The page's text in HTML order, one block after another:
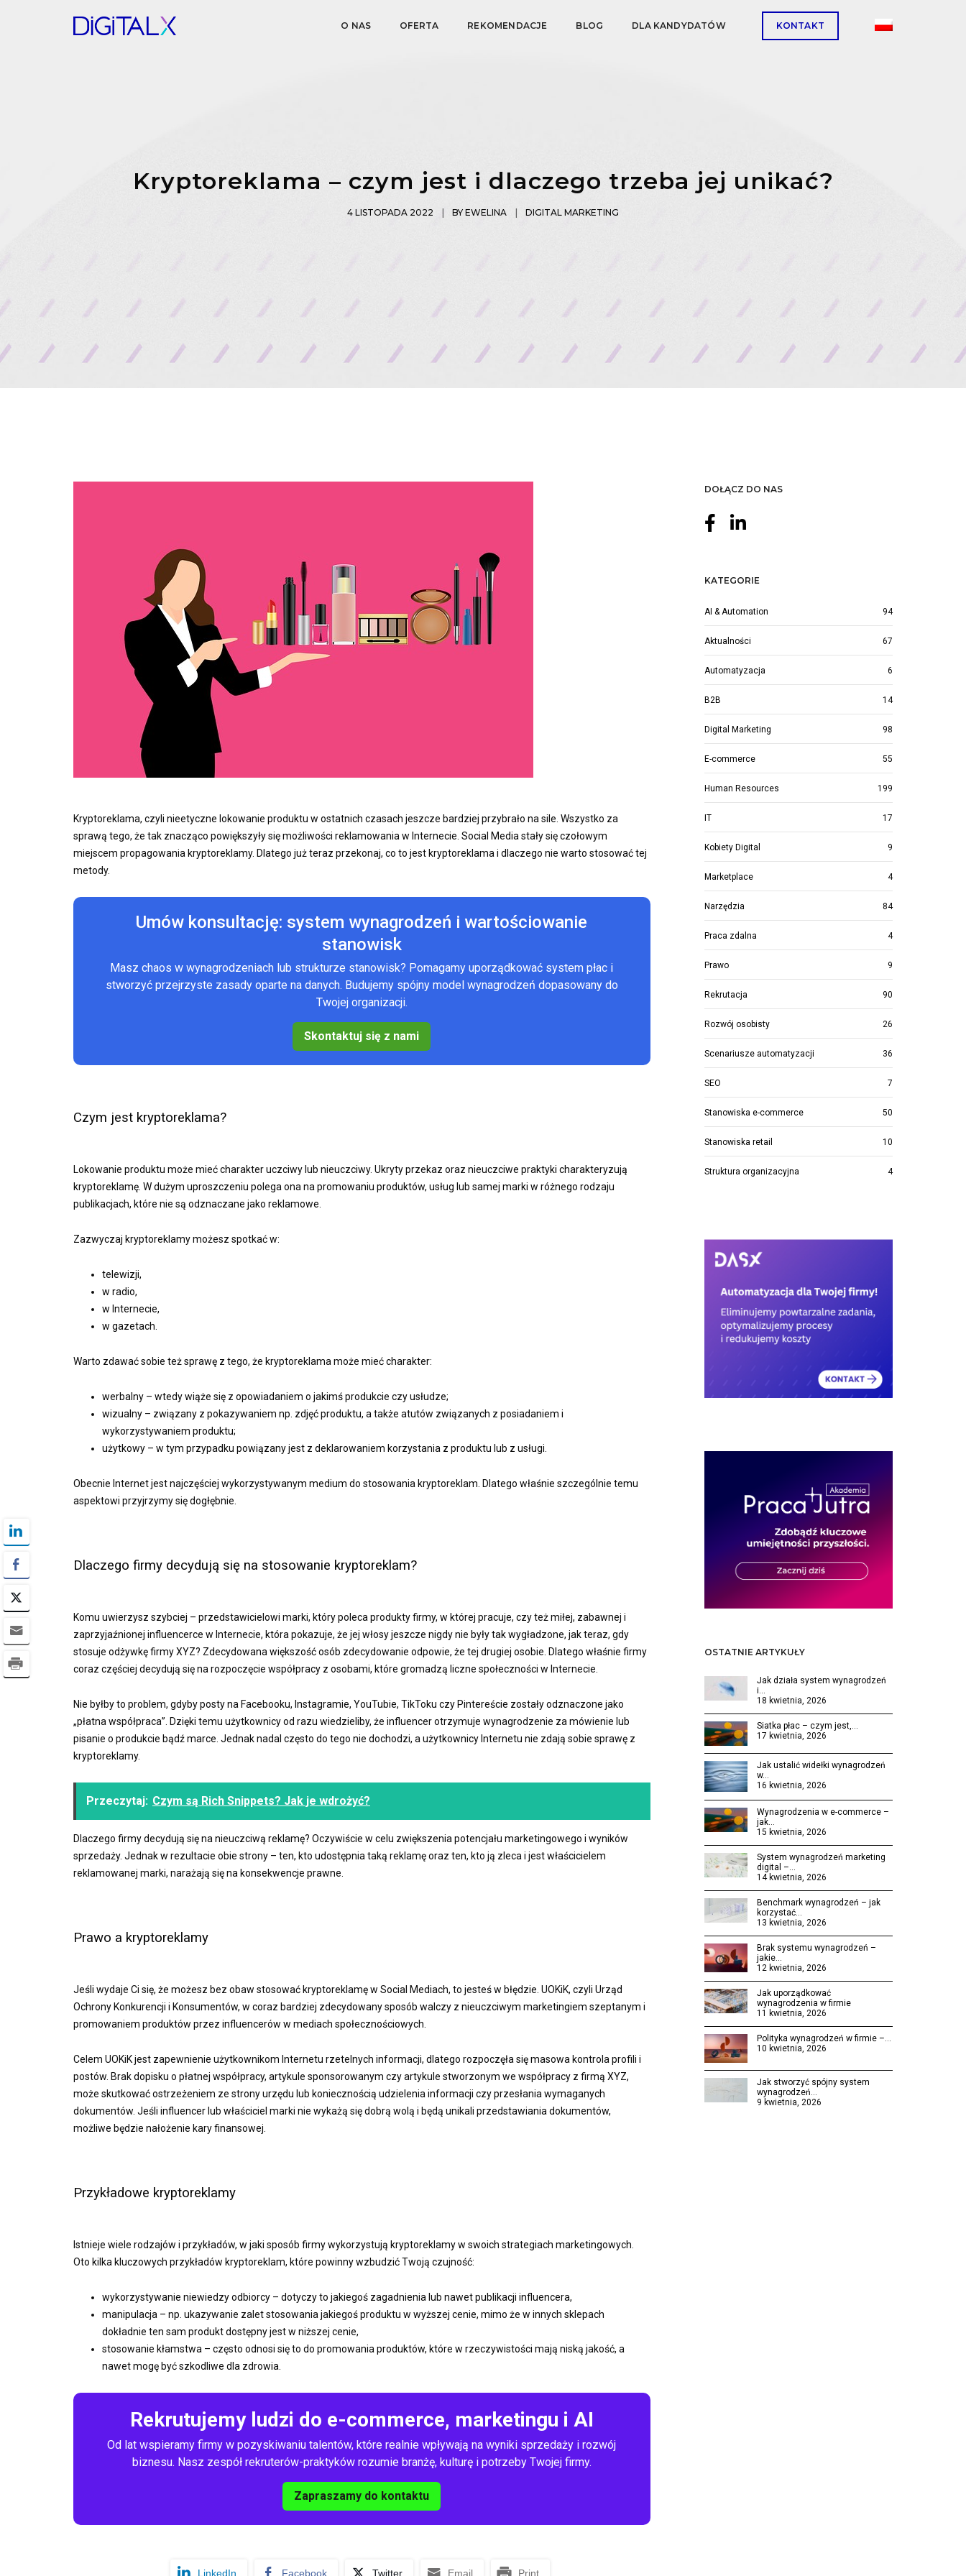
O NAS OFERTA REKOMENDACJE BLOG DLA KANDYDATÓW KONTAKT
Kryptoreklama – czym jest i dlaczego trzeba jej unikać?
4 LISTOPADA 2022 BYEWELINA DIGITAL MARKETING
Kryptoreklama, czyli nieetyczne lokowanie produktu w ostatnich czasach jeszcze bardziej przybrało na sile. Wszystko za
sprawą tego, że tak znacząco powiększyły się możliwości reklamowania w Internecie. Social Media stały się czołowym
miejscem propagowania kryptoreklamy. Dlatego już teraz przekonaj, co to jest kryptoreklama i dlaczego nie warto stosować tej
metody.
Umów konsultację: system wynagrodzeń i wartościowanie
stanowisk
Masz chaos w wynagrodzeniach lub strukturze stanowisk? Pomagamy uporządkować system płac i
stworzyć przejrzyste zasady oparte na danych. Budujemy spójny model wynagrodzeń dopasowany do
Twojej organizacji.
Skontaktuj się z nami
Czym jest kryptoreklama?
Lokowanie produktu może mieć charakter uczciwy lub nieuczciwy. Ukryty przekaz oraz nieuczciwe praktyki charakteryzują
kryptoreklamę. W dużym uproszczeniu polega ona na promowaniu produktów, usług lub samej marki w różnego rodzaju
publikacjach, które nie są odznaczane jako reklamowe.
Zazwyczaj kryptoreklamy możesz spotkać w:
telewizji,
w radio,
w Internecie,
w gazetach.
Warto zdawać sobie też sprawę z tego, że kryptoreklama może mieć charakter:
werbalny – wtedy wiąże się z opowiadaniem o jakimś produkcie czy usłudze;
wizualny – związany z pokazywaniem np. zdjęć produktu, a także atutów związanych z posiadaniem i
wykorzystywaniem produktu;
użytkowy – w tym przypadku powiązany jest z deklarowaniem korzystania z produktu lub z usługi.
Obecnie Internet jest najczęściej wykorzystywanym medium do stosowania kryptoreklam. Dlatego właśnie szczególnie temu
aspektowi przyjrzymy się dogłębnie.
Dlaczego firmy decydują się na stosowanie kryptoreklam?
Komu uwierzysz szybciej – przedstawicielowi marki, który poleca produkty firmy, w której pracuje, czy też miłej, zabawnej i
zaprzyjaźnionej influencerce w Internecie, która pokazuje, że jej włosy jeszcze nigdy nie były tak wygładzone, jak teraz, gdy
stosuje odżywkę firmy XYZ? Zdecydowana większość osób zdecydowanie odpowie, że tej drugiej osobie. Dlatego właśnie firmy
coraz częściej decydują się na rozpoczęcie współpracy z osobami, które gromadzą liczne społeczności w Internecie.
Nie byłby to problem, gdyby posty na Facebooku, Instagramie, YouTubie, TikToku czy Pintereście zostały odznaczone jako
„płatna współpraca”. Dzięki temu użytkownicy od razu wiedzieliby, że influencer otrzymuje wynagrodzenie za mówienie lub
pisanie o produkcie bądź marce. Jednak nadal często do tego nie dochodzi, a użytkownicy Internetu nie zdają sobie sprawę z
kryptoreklamy.
Przeczytaj: Czym są Rich Snippets? Jak je wdrożyć?
Dlaczego firmy decydują się na nieuczciwą reklamę? Oczywiście w celu zwiększenia potencjału marketingowego i wyników
sprzedaży. Jednak w rezultacie obie strony – ten, kto udostępnia taką reklamę oraz ten, kto ją zleca i jest właścicielem
reklamowanej marki, narażają się na konsekwencje prawne.
Prawo a kryptoreklamy
Jeśli wydaje Ci się, że możesz bez obaw stosować kryptoreklamę w Social Mediach, to jesteś w błędzie. UOKiK, czyli Urząd
Ochrony Konkurencji i Konsumentów, w coraz bardziej zdecydowany sposób walczy z nieuczciwym marketingiem szeptanym i
promowaniem produktów przez influencerów w mediach społecznościowych.
Celem UOKiK jest zapewnienie użytkownikom Internetu rzetelnych informacji, dlatego rozpoczęła się masowa kontrola profili i
postów. Brak dopisku o płatnej współpracy, artykule sponsorowanym czy artykule stworzonym we współpracy z firmą XYZ,
może skutkować ostrzeżeniem ze strony urzędu lub koniecznością udzielenia informacji czy przesłania wymaganych
dokumentów. Jeśli influencer lub właściciel marki nie wykażą się dobrą wolą i będą unikali przedstawiania dokumentów,
możliwe będzie nałożenie kary finansowej.
Przykładowe kryptoreklamy
Istnieje wiele rodzajów i przykładów, w jaki sposób firmy wykorzystują kryptoreklamy w swoich strategiach marketingowych.
Oto kilka kluczowych przykładów kryptoreklam, które powinny wzbudzić Twoją czujność:
wykorzystywanie niewiedzy odbiorcy – dotyczy to jakiegoś zagadnienia lub nawet publikacji influencera,
manipulacja – np. ukazywanie zalet stosowania jakiegoś produktu w wyższej cenie, mimo że w innych sklepach
dokładnie ten sam produkt dostępny jest w niższej cenie,
stosowanie kłamstwa – często odnosi się to do promowania produktów, które w rzeczywistości mają niską jakość, a
nawet mogę być szkodliwe dla zdrowia.
Rekrutujemy ludzi do e-commerce, marketingu i AI
Od lat wspieramy firmy w pozyskiwaniu talentów, które realnie wpływają na wyniki sprzedaży i rozwój
biznesu. Nasz zespół rekruterów-praktyków rozumie branżę, kulturę i potrzeby Twojej firmy.
Zapraszamy do kontaktu
LinkedIn Facebook Twitter Email Print
DOŁĄCZ DO NAS
KATEGORIE
AI & Automation 94
Aktualności 67
Automatyzacja 6
B2B 14
Digital Marketing 98
E-commerce 55
Human Resources 199
IT 17
Kobiety Digital 9
Marketplace 4
Narzędzia 84
Praca zdalna 4
Prawo 9
Rekrutacja 90
Rozwój osobisty 26
Scenariusze automatyzacji 36
SEO 7
Stanowiska e-commerce 50
Stanowiska retail 10
Struktura organizacyjna 4
OSTATNIE ARTYKUŁY
Jak działa system wynagrodzeń
i…
18 kwietnia, 2026
Siatka płac – czym jest,…
17 kwietnia, 2026
Jak ustalić widełki wynagrodzeń
w…
16 kwietnia, 2026
Wynagrodzenia w e-commerce –
jak…
15 kwietnia, 2026
System wynagrodzeń marketing
digital –…
14 kwietnia, 2026
Benchmark wynagrodzeń – jak
korzystać…
13 kwietnia, 2026
Brak systemu wynagrodzeń –
jakie…
12 kwietnia, 2026
Jak uporządkować
wynagrodzenia w firmie
11 kwietnia, 2026
Polityka wynagrodzeń w firmie –…
10 kwietnia, 2026
Jak stworzyć spójny system
wynagrodzeń…
9 kwietnia, 2026